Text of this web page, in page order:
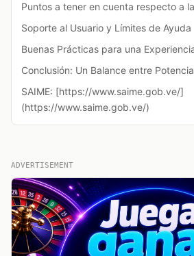
Puntos a tener en cuenta respecto a
Soporte al Usuario y Límites de Ayuda
Buenas Prácticas para una
Conclusión: Un Balance entre
SAIME: [https://www.saime.gob.ve/]
(https://www.saime.gob.ve/)
ADVERTISEMENT